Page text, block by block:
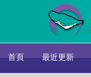
首頁 最近更新